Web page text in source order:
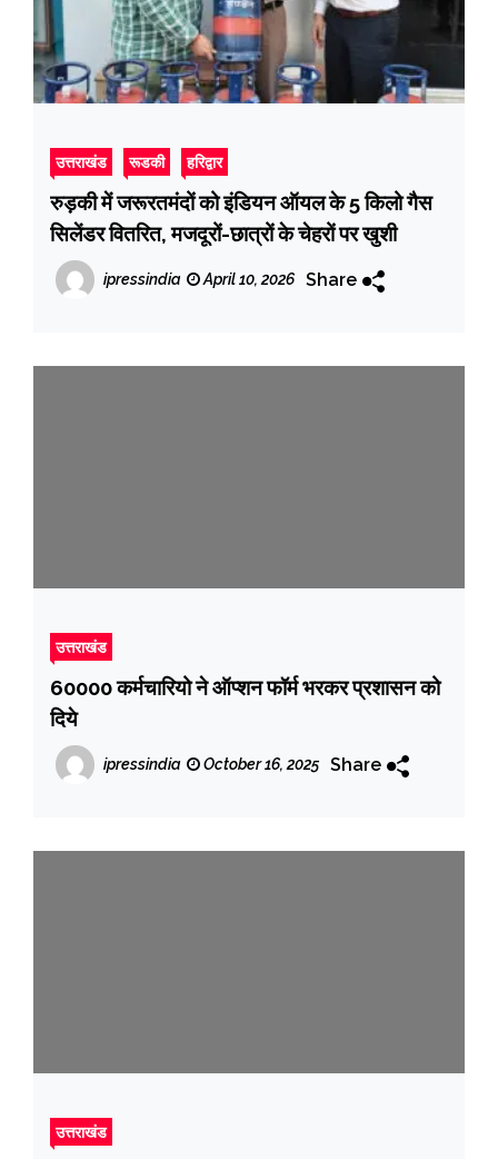
उत्तराखंड रूडकी हरिद्वार
रुड़की में जरूरतमंदों को इंडियन ऑयल के 5 किलो गैस
सिलेंडर वितरित, मजदूरों-छात्रों के चेहरों पर खुशी
ipressindia April 10, 2026 Share
उत्तराखंड
60000 कर्मचारियो ने ऑप्शन फॉर्म भरकर प्रशासन को
दिये
ipressindia October 16, 2025 Share
उत्तराखंड